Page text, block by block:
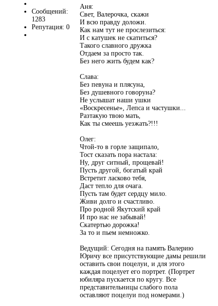
Сообщений:
1283
Репутация: 0
Аня:
Свет, Валерочка, скажи
И всю правду доложи.
Как нам тут не прослезиться:
И с катушек не скатиться?
Такого славного дружка
Отдаем за просто так.
Без него жить будем как?
Слава:
Без певуна и плясуна,
Без душевного говоруна?
Не услышат наши ушки
«Воскресенье», Лепса и частушки...
Разтакую твою мать,
Как ты смеешь уезжать?!!!
Олег:
Чтой-то в горле защипало,
Тост сказать пора настала:
Ну, друг ситный, прощевай!
Пусть другой, богатый край
Встретит ласково тебя,
Даст тепло для очага.
Пусть там будет сердцу мило.
Живи долго и счастливо.
Про родной Якутский край
И про нас не забывай!
Скатертью дорожка!
За то и пьем немножко.
Ведущий: Сегодня на память Валерию
Юричу все присутствующие дамы решили
оставить свои поцелуи, и для этого
каждая поцелует его портрет. (Портрет
юбиляра пускается по кругу. Все
представительницы слабого пола
оставляют поцелуи под номерами.)